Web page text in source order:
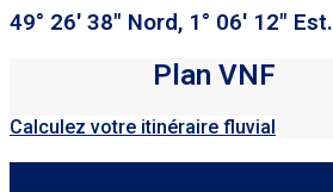
49° 26′ 38″ Nord, 1° 06′ 12″ Est.
Plan VNF
Calculez votre itinéraire fluvial